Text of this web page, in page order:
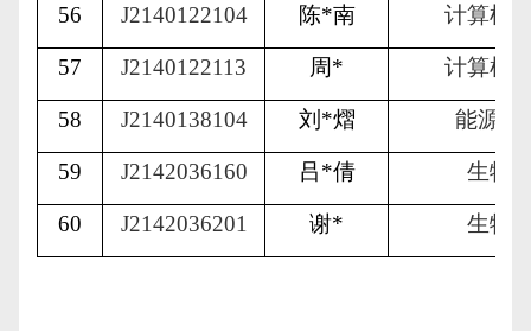
56 J2140122104 陈*南 计算机
57 J2140122113 周* 计算机
58 J2140138104 刘 *熠 能源与
59 J2142036160 吕*倩 生物
60 J2142036201 谢* 生物